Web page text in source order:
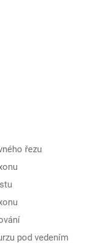
řezu
pod vedením